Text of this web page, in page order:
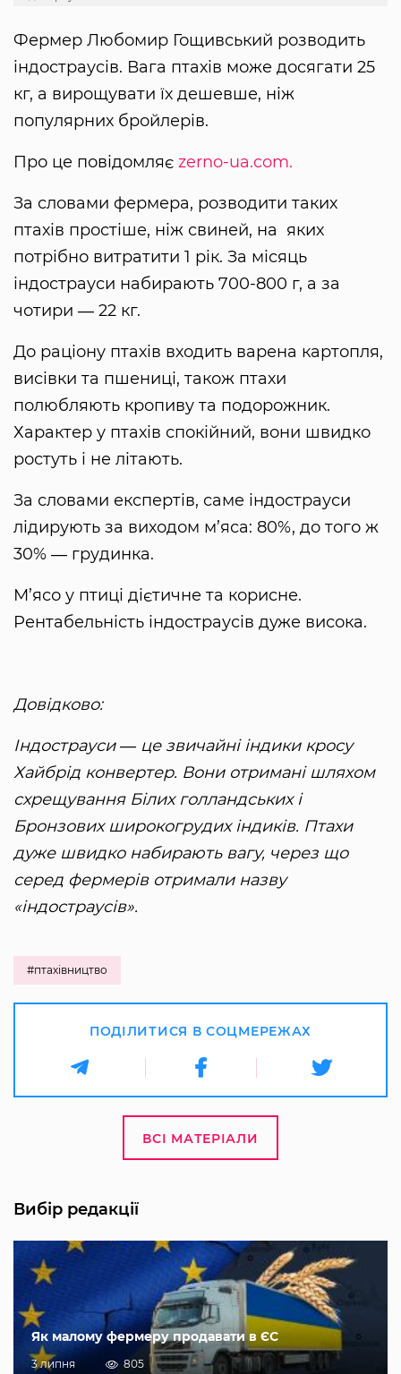
Фермер Любомир Гощивський розводить
індостраусів. Вага птахів може досягати 25
кг, а вирощувати їх дешевше, ніж
популярних бройлерів.
Про це повідомляє zerno-ua.com.
За словами фермера, розводити таких
птахів простіше, ніж свиней, на яких
потрібно витратити 1 рік. За місяць
індострауси набирають 700-800 г, а за
чотири ― 22 кг.
До раціону птахів входить варена картопля,
висівки та пшениці, також птахи
полюбляють кропиву та подорожник.
Характер у птахів спокійний, вони швидко
ростуть і не літають.
За словами експертів, саме індострауси
лідирують за виходом м’яса: 80%, до того ж
30% ― грудинка.
М’ясо у птиці дієтичне та корисне.
Рентабельність індостраусів дуже висока.
Довідково:
Індострауси ― це звичайні індики кросу
Хайбрід конвертер. Вони отримані шляхом
схрещування Білих голландських і
Бронзових широкогрудих індиків. Птахи
дуже швидко набирають вагу, через що
серед фермерів отримали назву
«індостраусів».
#птахівництво
ПОДІЛИТИСЯ В СОЦМЕРЕЖАХ
ВСІ МАТЕРІАЛИ
Вибір редакції
Як малому фермеру продавати в ЄС
3 липня 805